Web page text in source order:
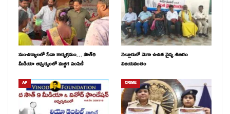
కరోనా సమయంలో కష్టాలొచ్చినా అధిగమించాం, కాస్త ఆలస్యమైనా 90శాతం
పనులు పూర్తి చేశాం
పేదలందరికీ పాఠశాల, ఆస్పత్రుల విషయంలో కార్పొరేట్ స్థాయి మౌలిక
సదుపాయాలు
మద్దతు ధర సహా రైతుల విషయంలో సీఎం ముందు చూపు వల్లే పంజాబ్
పరిస్థితి ఏపీలో లేదు
మంచిర్యాలలో సేవా కార్యక్రమం… సౌత్9
మీడియా ఆధ్వర్యంలో మజ్జిగ పంపిణీ
నెల్లూరులో మెగా ఉచిత వైద్య శిబిరం
విజయవంతం
AP CRIME